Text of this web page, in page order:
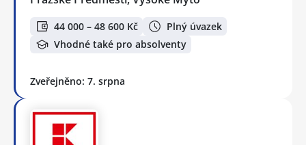
44 000 – 48 600 Kč
Plný úvazek
Vhodné také pro absolventy
Zveřejněno: 7. srpna